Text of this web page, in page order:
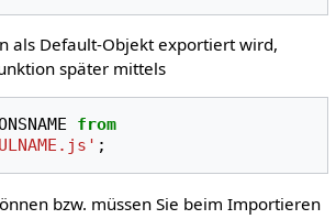
als Default-Objekt exportiert wird,
später mittels
from
;
bzw. müssen Sie beim Importieren